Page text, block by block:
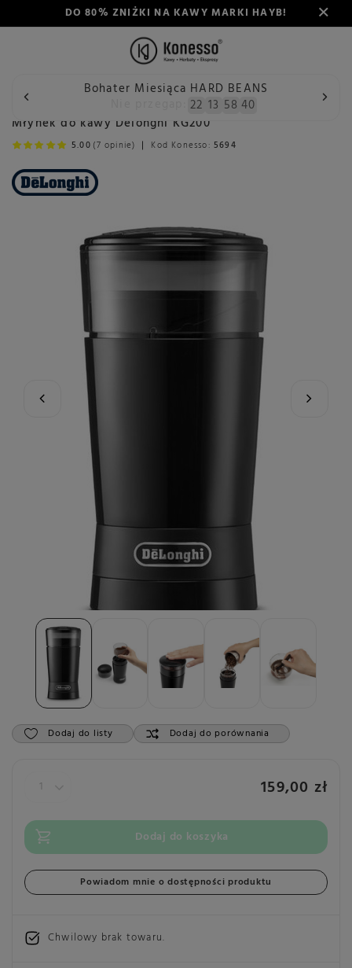
DO 80% ZNIŻKI NA KAWY MARKI HAYB!
Bohater Miesiąca HARD BEANS
22 13 58 40
Wstecz Konesso Młynki Rodzaj Automatyczny
Młynek do kawy Delonghi KG200
5.00 (7 opinie) Kod Konesso: 5694
Dodaj do listy Dodaj do porównania
159,00 zł
Dodaj do koszyka
Powiadom mnie o dostępności produktu
Chwilowy brak towaru